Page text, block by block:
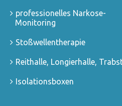
professionelles Narkose-
Monitoring
Stoßwellentherapie
Reithalle, Longierhalle,
Isolationsboxen